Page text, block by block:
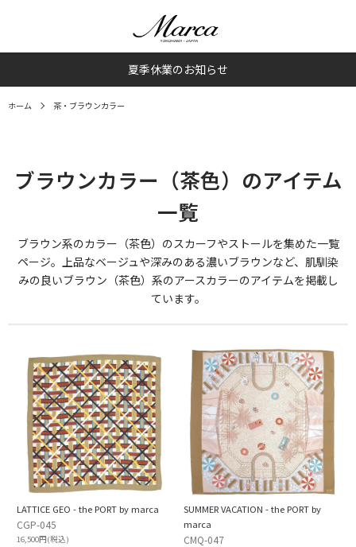
夏季休業のお知らせ
ホーム 茶・ブラウンカラー
ブラウンカラー（茶色）のアイテム
一覧
ブラウン系のカラー（茶色）のスカーフやストールを集めた一覧
ページ。上品なベージュや深みのある濃いブラウンなど、肌馴染
みの良いブラウン（茶色）系のアースカラーのアイテムを掲載し
ています。
LATTICE GEO - the PORT by marca
CGP-045
16,500円(税込)
SUMMER VACATION - the PORT by
marca
CMQ-047